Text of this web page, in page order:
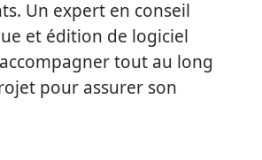
Un expert en conseil
et édition de logiciel
tout au long
pour assurer son